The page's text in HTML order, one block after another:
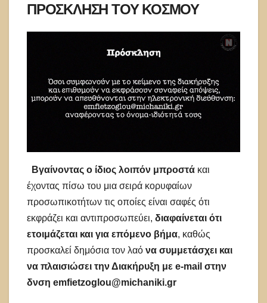
ΠΡΟΣΚΛΗΣΗ ΤΟΥ ΚΟΣΜΟΥ
Βγαίνοντας ο ίδιος λοιπόν μπροστά και
έχοντας πίσω του μια σειρά κορυφαίων
προσωπικοτήτων τις οποίες είναι σαφές ότι
εκφράζει και αντιπροσωπεύει, διαφαίνεται ότι
ετοιμάζεται και για επόμενο βήμα, καθώς
προσκαλεί δημόσια τον λαό να συμμετάσχει και
να πλαισιώσει την Διακήρυξη με e-mail στην
δνση emfietzoglou@michaniki.gr